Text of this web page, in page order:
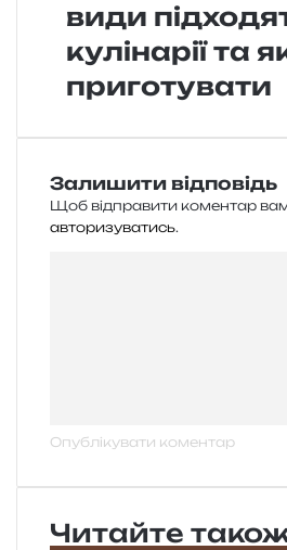
види
кулінарії та
приготувати
Залишити відповідь
Щоб відправити коментар
авторизуватись.
Читайте